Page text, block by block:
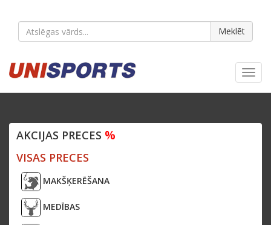
Meklēt
AKCIJAS PRECES %
VISAS PRECES
MAKŠĶERĒŠANA
MEDĪBAS